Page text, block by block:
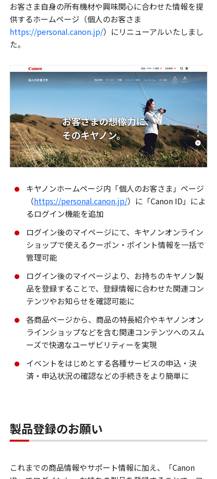
お客さま自身の所有機材や興味関心に合わせた情報を提
供するホームページ（個人のお客さま
https://personal.canon.jp/）にリニューアルいたしまし
た。
キヤノンホームページ内「個人のお客さま」ページ
（https://personal.canon.jp/）に「Canon ID」によ
るログイン機能を追加
ログイン後のマイページにて、キヤノンオンライン
ショップで使えるクーポン・ポイント情報を一括で
管理可能
ログイン後のマイページより、お持ちのキヤノン製
品を登録することで、登録情報に合わせた関連コン
テンツやお知らせを確認可能に
各商品ページから、商品の特長紹介やキヤノンオン
ラインショップなどを含む関連コンテンツへのスム
ーズで快適なユーザビリティーを実現
イベントをはじめとする各種サービスの申込・決
済・申込状況の確認などの手続きをより簡単に
製品登録のお願い
これまでの商品情報やサポート情報に加え、「Canon